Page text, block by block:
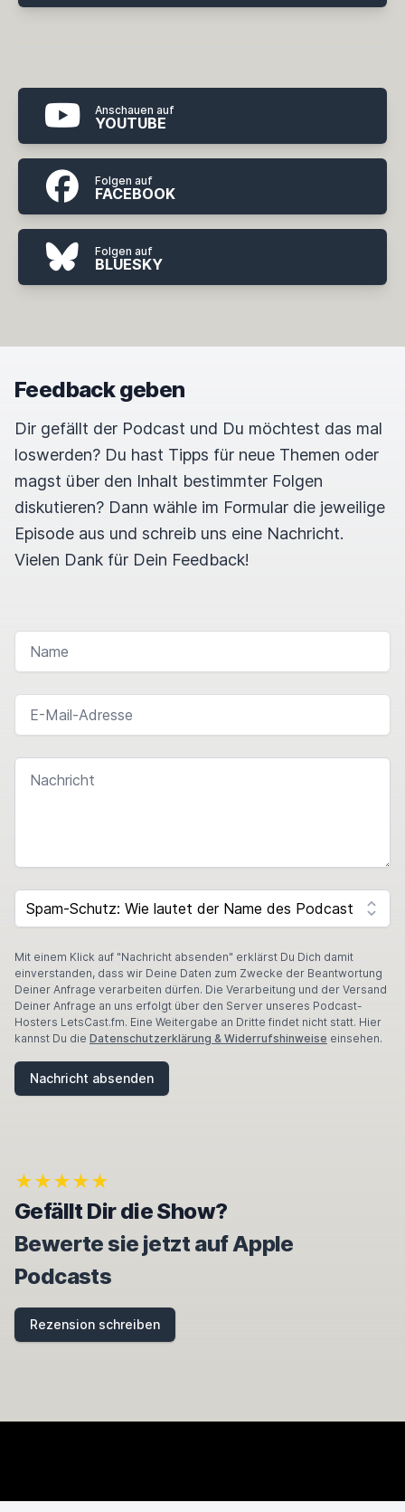
Anschauen auf
YOUTUBE
Folgen auf
FACEBOOK
Folgen auf
BLUESKY
Feedback geben
Dir gefällt der Podcast und Du möchtest das mal
loswerden? Du hast Tipps für neue Themen oder
magst über den Inhalt bestimmter Folgen
diskutieren? Dann wähle im Formular die jeweilige
Episode aus und schreib uns eine Nachricht.
Vielen Dank für Dein Feedback!
NAME
E-MAIL-ADRESSE
NACHRICHT
F
O
A
R
E
A
H
U
R
E
T
H
I
S
F
E
SPAM CAPTCHA
Mit einem Klick auf "Nachricht absenden" erklärst Du Dich damit
einverstanden, dass wir Deine Daten zum Zwecke der Beantwortung
Deiner Anfrage verarbeiten dürfen. Die Verarbeitung und der Versand
Deiner Anfrage an uns erfolgt über den Server unseres Podcast-
Hosters LetsCast.fm. Eine Weitergabe an Dritte findet nicht statt. Hier
kannst Du die Datenschutzerklärung & Widerrufshinweise einsehen.
Nachricht absenden
★★★★★
Gefällt Dir die Show?
Bewerte sie jetzt auf Apple
Podcasts
Rezension schreiben